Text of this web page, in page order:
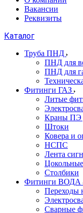
Вакансии
Реквизиты
Каталог
Труба ПНД
ПНД для
ПНД для
Фитинги ГАЗ
Литые
Краны ПЭ
Штоки
Ковера и
НСПС
Лента
Столбики
Фитинги ВОДА
Переходы
Сварные